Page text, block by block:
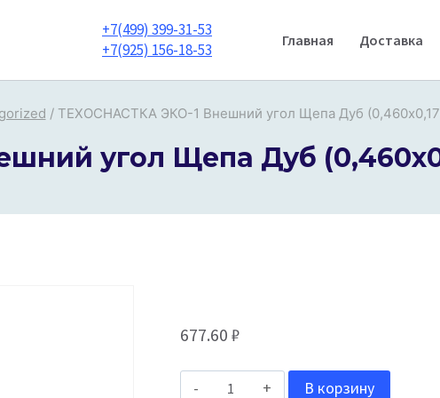
+7(499) 399-31-53
+7(925) 156-18-53
Главная Доставка
/ ТЕХОСНАСТКА ЭКО-1 Внешний угол Щепа Дуб
угол Щепа Дуб
677.60 ₽
Количество
В корзину